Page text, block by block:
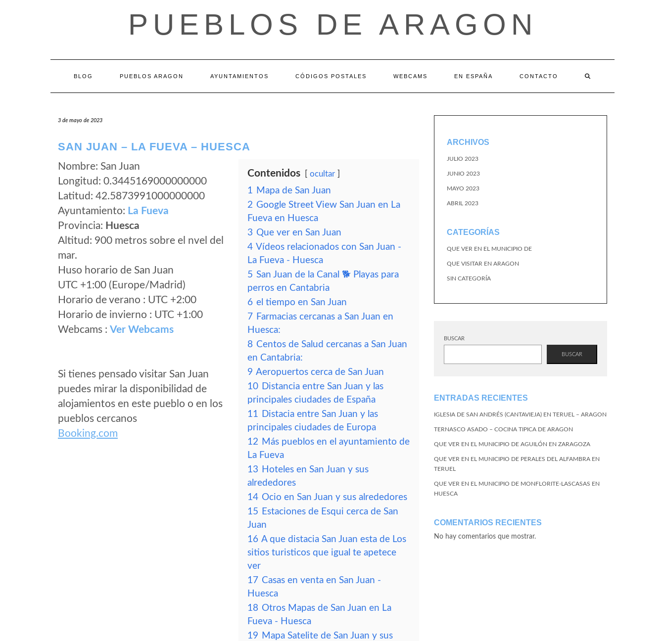
PUEBLOS DE ARAGON
BLOG PUEBLOS ARAGON AYUNTAMIENTOS CÓDIGOS POSTALES WEBCAMS EN ESPAÑA CONTACTO
3 de mayo de 2023
SAN JUAN – LA FUEVA – HUESCA
Nombre: San Juan
Longitud: 0.3445169000000000
Latitud: 42.5873991000000000
Ayuntamiento: La Fueva
Provincia: Huesca
Altitud: 900 metros sobre el nvel del
mar.
Huso horario de San Juan
UTC +1:00 (Europe/Madrid)
Horario de verano : UTC +2:00
Horario de invierno : UTC +1:00
Webcams : Ver Webcams
Si tienes pensado visitar San Juan
puedes mirar la disponibilidad de
alojamientos en este pueblo o en los
pueblos cercanos
Booking.com
Contenidos ocultar
1 Mapa de San Juan
2 Google Street View San Juan en La
Fueva en Huesca
3 Que ver en San Juan
4 Vídeos relacionados con San Juan -
La Fueva - Huesca
5 San Juan de la Canal 🐕 Playas para
perros en Cantabria
6 el tiempo en San Juan
7 Farmacias cercanas a San Juan en
Huesca:
8 Centos de Salud cercanas a San Juan
en Cantabria:
9 Aeropuertos cerca de San Juan
10 Distancia entre San Juan y las
principales ciudades de España
11 Distacia entre San Juan y las
principales ciudades de Europa
12 Más pueblos en el ayuntamiento de
La Fueva
13 Hoteles en San Juan y sus
alrededores
14 Ocio en San Juan y sus alrededores
15 Estaciones de Esqui cerca de San
Juan
16 A que distacia San Juan esta de Los
sitios turisticos que igual te apetece
ver
17 Casas en venta en San Juan -
Huesca
18 Otros Mapas de San Juan en La
Fueva - Huesca
19 Mapa Satelite de San Juan y sus
ARCHIVOS
JULIO 2023
JUNIO 2023
MAYO 2023
ABRIL 2023
CATEGORÍAS
QUE VER EN EL MUNICIPIO DE
QUE VISITAR EN ARAGON
SIN CATEGORÍA
BUSCAR
BUSCAR
ENTRADAS RECIENTES
IGLESIA DE SAN ANDRÉS (CANTAVIEJA) EN TERUEL – ARAGON
TERNASCO ASADO – COCINA TIPICA DE ARAGON
QUE VER EN EL MUNICIPIO DE AGUILÓN EN ZARAGOZA
QUE VER EN EL MUNICIPIO DE PERALES DEL ALFAMBRA EN
TERUEL
QUE VER EN EL MUNICIPIO DE MONFLORITE-LASCASAS EN
HUESCA
COMENTARIOS RECIENTES
No hay comentarios que mostrar.